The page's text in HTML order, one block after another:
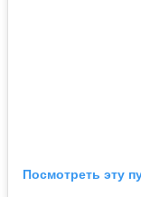
Посмотреть эту